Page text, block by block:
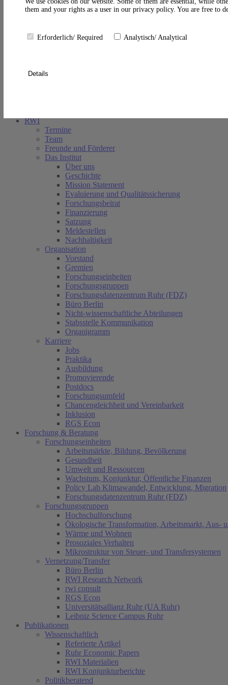
Suche schließen
RWI
Termine
Team
Freunde und Förderer
Das Institut
Über uns
Geschichte
Mission Statement
Evaluierung und Qualitätssicherung
Forschungsbeirat
Finanzierung
Satzung
Meldestellen
Nachhaltigkeit
Organisation
Vorstand
Gremien
Forschungseinheiten
Forschungsgruppen
Forschungsdatenzentrum Ruhr (FDZ)
Büro Berlin
Nicht-wissenschaftliche Abteilungen
Stabsstelle Kommunikation
Organigramm
Karriere
Jobs
Praktika
Ausbildung
Promovierende
Postdocs
Forschungsumfeld
Chancengleichheit und Vereinbarkeit
Inklusion
RGS Econ
Forschung & Beratung
Forschungseinheiten
Arbeitsmärkte, Bildung, Bevölkerung
Gesundheit
Umwelt und Ressourcen
Wachstum, Konjunktur, Öffentliche Finanzen
Policy Lab Klimawandel, Entwicklung, Migration
Forschungsdatenzentrum Ruhr (FDZ)
Forschungsgruppen
Hochschulforschung
Ökologische Transformation, Arbeitsmarkt, Aus-
Wärme und Wohnen
Prosoziales Verhalten
Mikrostruktur von Steuer- und Transfersystemen
Vernetzung/Transfer
Büro Berlin
RWI Research Network
rwi consult
RGS Econ
Universitätsallianz Ruhr (UA Ruhr)
Leibniz Science Campus Ruhr
Publikationen
Wissenschaftlich
Referierte Artikel
Ruhr Economic Papers
RWI Materialien
RWI Konjunkturberichte
Politikberatend
them and your rights as a user in our privacy policy. You are free to
Erforderlich/ Required Analytisch/ Analytical
Details